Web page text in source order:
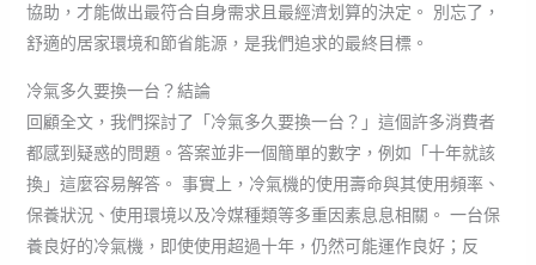
協助，才能做出最符合自身需求且最經濟划算的決定。 別忘了，
舒適的居家環境和節省能源，是我們追求的最終目標。
冷氣多久要換一台？結論
回顧全文，我們探討了「冷氣多久要換一台？」這個許多消費者
都感到疑惑的問題。答案並非一個簡單的數字，例如「十年就該
換」這麼容易解答。 事實上，冷氣機的使用壽命與其使用頻率、
保養狀況、使用環境以及冷媒種類等多重因素息息相關。 一台保
養良好的冷氣機，即使使用超過十年，仍然可能運作良好；反